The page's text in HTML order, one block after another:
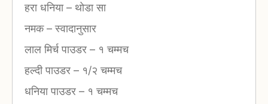
हरा धनिया– थोडा सा
नमक–स्वादानुसार
लाल मिर्च पाउडर – १ चम्मच
हल्दी पाउडर – १/२ चम्मच
धनिया पाउडर – १ चम्मच